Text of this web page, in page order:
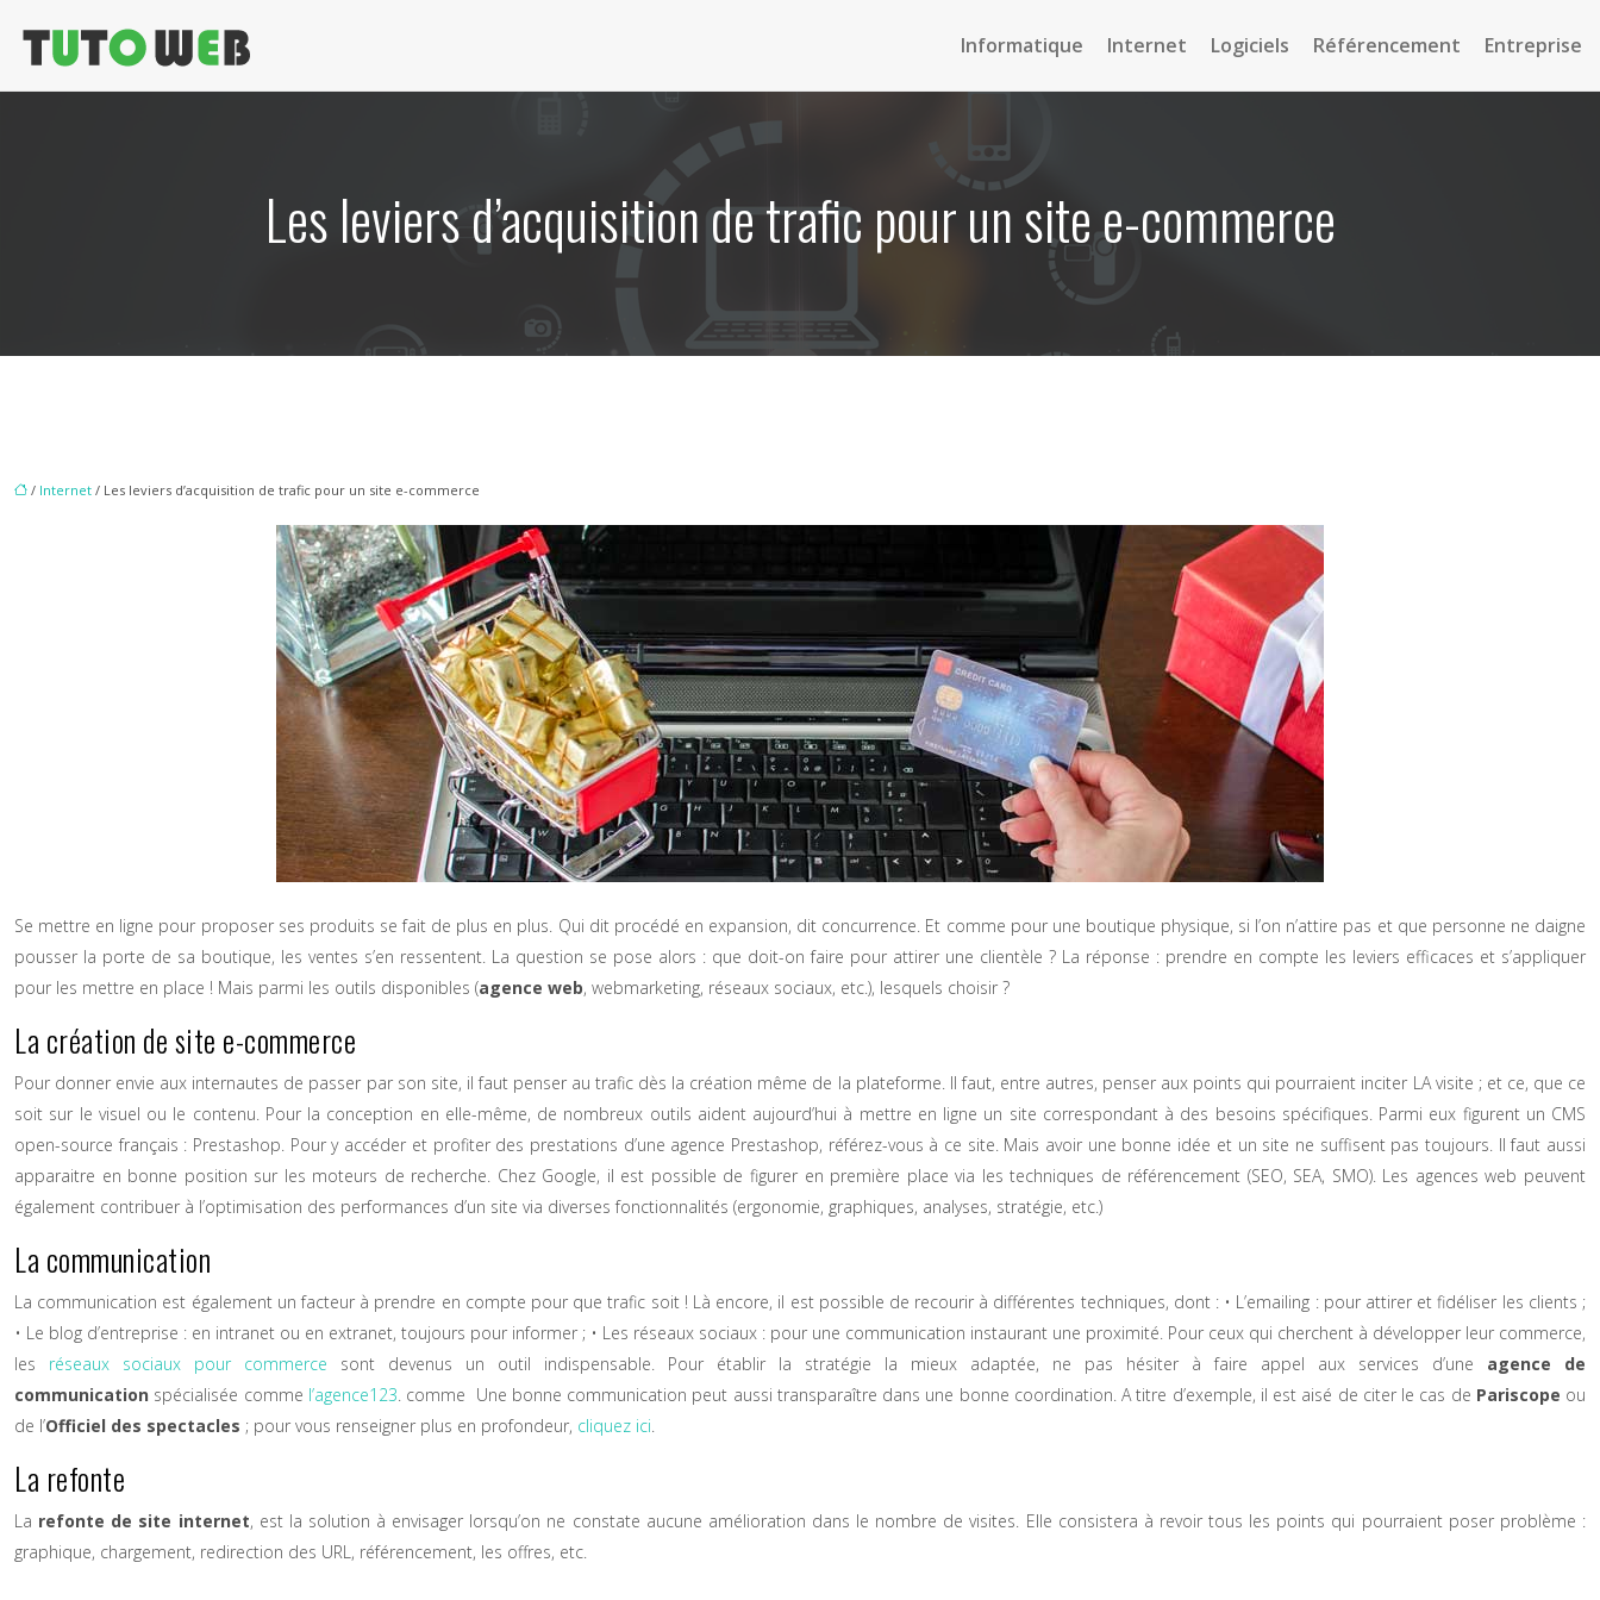
Informatique Internet Logiciels Référencement Entreprise
Les leviers d’acquisition de trafic pour un site e-commerce
/ Internet / Les leviers d’acquisition de trafic pour un site e-commerce
Se mettre en ligne pour proposer ses produits se fait de plus en plus. Qui dit procédé en expansion, dit concurrence. Et comme pour une boutique physique, si l’on n’attire pas et que personne ne daigne
pousser la porte de sa boutique, les ventes s’en ressentent. La question se pose alors : que doit-on faire pour attirer une clientèle ? La réponse : prendre en compte les leviers efficaces et s’appliquer
pour les mettre en place ! Mais parmi les outils disponibles (agence web, webmarketing, réseaux sociaux, etc.), lesquels choisir ?
La création de site e-commerce
Pour donner envie aux internautes de passer par son site, il faut penser au trafic dès la création même de la plateforme. Il faut, entre autres, penser aux points qui pourraient inciter LA visite ; et ce, que ce
soit sur le visuel ou le contenu. Pour la conception en elle-même, de nombreux outils aident aujourd’hui à mettre en ligne un site correspondant à des besoins spécifiques. Parmi eux figurent un CMS
open-source français : Prestashop. Pour y accéder et profiter des prestations d’une agence Prestashop, référez-vous à ce site. Mais avoir une bonne idée et un site ne suffisent pas toujours. Il faut aussi
apparaitre en bonne position sur les moteurs de recherche. Chez Google, il est possible de figurer en première place via les techniques de référencement (SEO, SEA, SMO). Les agences web peuvent
également contribuer à l’optimisation des performances d’un site via diverses fonctionnalités (ergonomie, graphiques, analyses, stratégie, etc.)
La communication
La communication est également un facteur à prendre en compte pour que trafic soit ! Là encore, il est possible de recourir à différentes techniques, dont : • L’emailing : pour attirer et fidéliser les clients ;
• Le blog d’entreprise : en intranet ou en extranet, toujours pour informer ; • Les réseaux sociaux : pour une communication instaurant une proximité. Pour ceux qui cherchent à développer leur commerce,
les réseaux sociaux pour commerce sont devenus un outil indispensable. Pour établir la stratégie la mieux adaptée, ne pas hésiter à faire appel aux services d’une agence de
communication spécialisée comme l’agence123. comme Une bonne communication peut aussi transparaître dans une bonne coordination. A titre d’exemple, il est aisé de citer le cas de Pariscope ou
de l’Officiel des spectacles ; pour vous renseigner plus en profondeur, cliquez ici.
La refonte
La refonte de site internet, est la solution à envisager lorsqu’on ne constate aucune amélioration dans le nombre de visites. Elle consistera à revoir tous les points qui pourraient poser problème :
graphique, chargement, redirection des URL, référencement, les offres, etc.